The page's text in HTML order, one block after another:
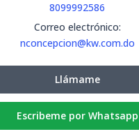
8099992586
Correo electrónico:
nconcepcion@kw.com.do
Llámame
Escribeme por Whatsapp